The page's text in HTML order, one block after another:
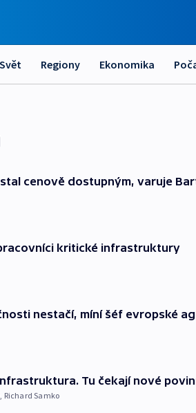
Svět Regiony Ekonomika
cenově dostupným, varuje
kritické infrastruktury
nestačí, míní šéf evropské
Tu čekají nové
, Richard Samko